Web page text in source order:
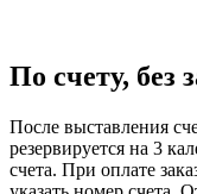
По счету, без
После выставления
резервируется на 3
счета. При оплате